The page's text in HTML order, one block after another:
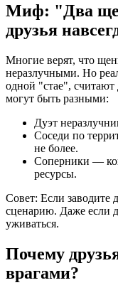
Миф: "Два
друзья
Многие верят, что
неразлучными. Но
одной "стае",
могут быть разными:
Дуэт
Соседи по
не более.
Соперники —
ресурсы.
Совет: Если заводите
сценарию. Даже если
уживаться.
Почему
врагами?